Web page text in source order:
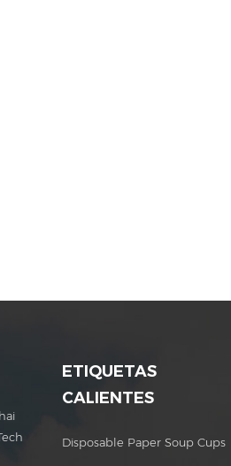
ETIQUETAS
CALIENTES
Disposable Paper Soup Cups